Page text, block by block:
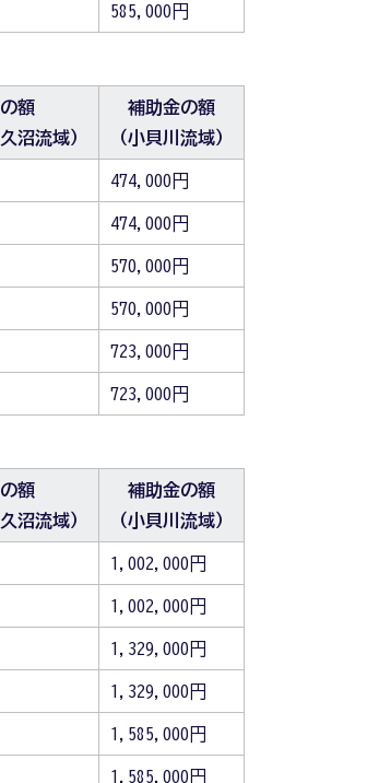
585,000円
額
沼流域）
補助金の額
（小貝川流域）
474,000円
474,000円
570,000円
570,000円
723,000円
723,000円
額
沼流域）
補助金の額
（小貝川流域）
1,002,000円
1,002,000円
1,329,000円
1,329,000円
1,585,000円
1,585,000円